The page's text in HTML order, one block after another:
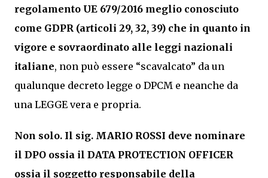
regolamento UE 679/2016 meglio conosciuto
come GDPR (articoli 29, 32, 39) che in quanto in
vigore e sovraordinato alle leggi nazionali
italiane, non può essere “scavalcato” da un
qualunque decreto legge o DPCM e neanche da
una LEGGE vera e propria.
Non solo. Il sig. MARIO ROSSI deve nominare
il DPO ossia il DATA PROTECTION OFFICER
ossia il soggetto responsabile della